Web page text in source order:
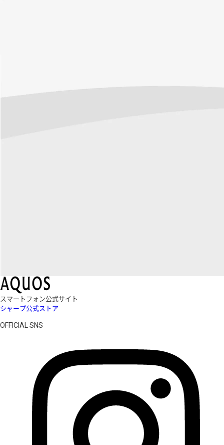
スマートフォン公式サイト
シャープ公式ストア
OFFICIAL SNS